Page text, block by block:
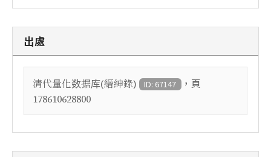
出處
清代量化数据库(縉紳錄) ID: 67147 ，頁
178610628800